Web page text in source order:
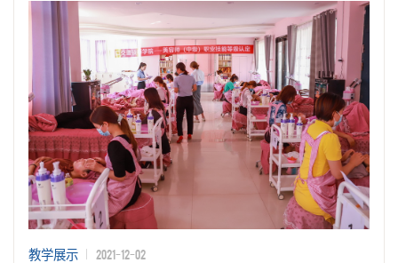
教学展示 2021-12-02